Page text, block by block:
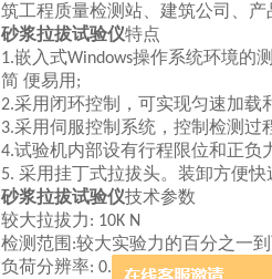
筑工程质量检测站、建筑公司、
砂浆拉拔试验仪特点
1.嵌入式Windows操作系统环境的
简 便易用 ;
2.采用闭环控制，可实现匀速加载
3.采用伺服控制系统，控制检测过
4.试验机内部设有行程限位和正负
5. 采用挂丁式拉拔头。装卸方便快
砂浆拉拔试验仪技术参数
较大拉拔力: 10K N
检测范围 :较大实验力的百分之一
负荷分辨率: 0.5N